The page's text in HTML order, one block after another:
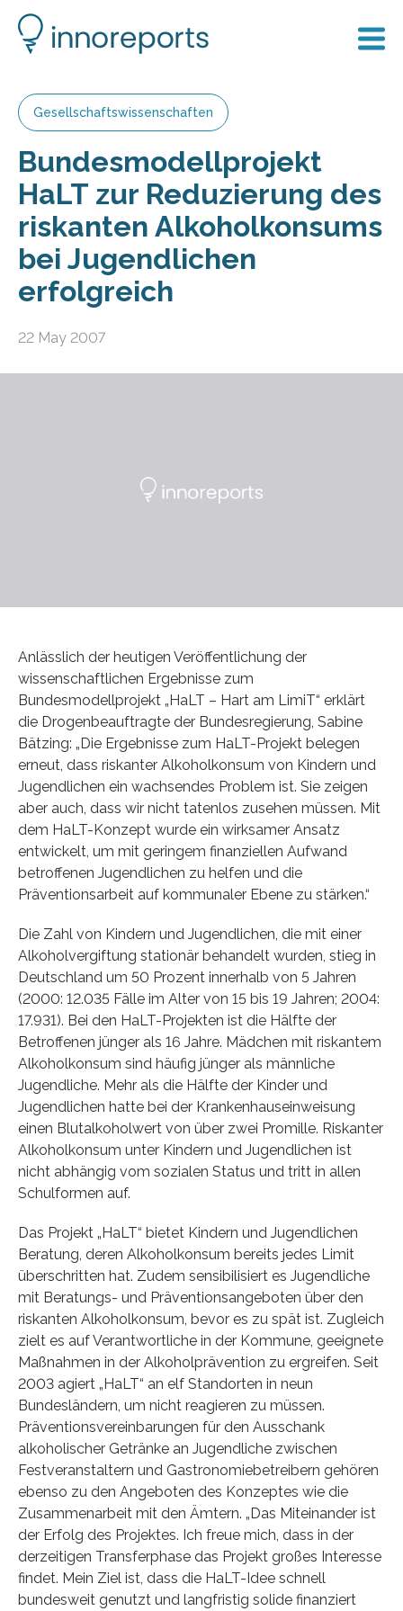
Gesellschaftswissenschaften
Bundesmodellprojekt
HaLT zur Reduzierung des
riskanten Alkoholkonsums
bei Jugendlichen
erfolgreich
22 May 2007
Anlässlich der heutigen Veröffentlichung der
wissenschaftlichen Ergebnisse zum
Bundesmodellprojekt „HaLT – Hart am LimiT“ erklärt
die Drogenbeauftragte der Bundesregierung, Sabine
Bätzing: „Die Ergebnisse zum HaLT-Projekt belegen
erneut, dass riskanter Alkoholkonsum von Kindern und
Jugendlichen ein wachsendes Problem ist. Sie zeigen
aber auch, dass wir nicht tatenlos zusehen müssen. Mit
dem HaLT-Konzept wurde ein wirksamer Ansatz
entwickelt, um mit geringem finanziellen Aufwand
betroffenen Jugendlichen zu helfen und die
Präventionsarbeit auf kommunaler Ebene zu stärken.“
Die Zahl von Kindern und Jugendlichen, die mit einer
Alkoholvergiftung stationär behandelt wurden, stieg in
Deutschland um 50 Prozent innerhalb von 5 Jahren
(2000: 12.035 Fälle im Alter von 15 bis 19 Jahren; 2004:
17.931). Bei den HaLT-Projekten ist die Hälfte der
Betroffenen jünger als 16 Jahre. Mädchen mit riskantem
Alkoholkonsum sind häufig jünger als männliche
Jugendliche. Mehr als die Hälfte der Kinder und
Jugendlichen hatte bei der Krankenhauseinweisung
einen Blutalkoholwert von über zwei Promille. Riskanter
Alkoholkonsum unter Kindern und Jugendlichen ist
nicht abhängig vom sozialen Status und tritt in allen
Schulformen auf.
Das Projekt „HaLT“ bietet Kindern und Jugendlichen
Beratung, deren Alkoholkonsum bereits jedes Limit
überschritten hat. Zudem sensibilisiert es Jugendliche
mit Beratungs- und Präventionsangeboten über den
riskanten Alkoholkonsum, bevor es zu spät ist. Zugleich
zielt es auf Verantwortliche in der Kommune, geeignete
Maßnahmen in der Alkoholprävention zu ergreifen. Seit
2003 agiert „HaLT“ an elf Standorten in neun
Bundesländern, um nicht reagieren zu müssen.
Präventionsvereinbarungen für den Ausschank
alkoholischer Getränke an Jugendliche zwischen
Festveranstaltern und Gastronomiebetreibern gehören
ebenso zu den Angeboten des Konzeptes wie die
Zusammenarbeit mit den Ämtern. „Das Miteinander ist
der Erfolg des Projektes. Ich freue mich, dass in der
derzeitigen Transferphase das Projekt großes Interesse
findet. Mein Ziel ist, dass die HaLT-Idee schnell
bundesweit genutzt und langfristig solide finanziert